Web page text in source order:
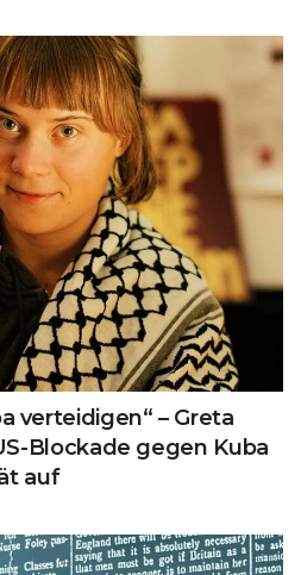
verteidigen“ – Greta
Blockade gegen Kuba
auf